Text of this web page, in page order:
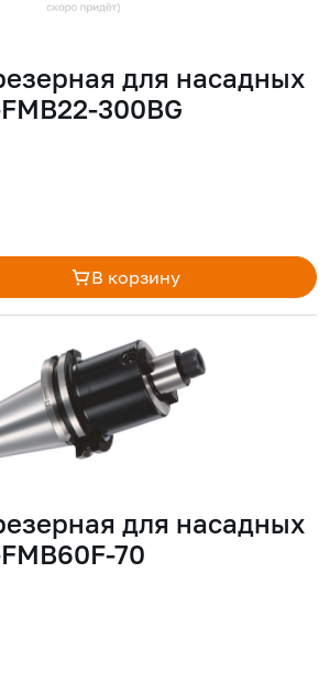
для насадных
300BG
В корзину
для насадных
70